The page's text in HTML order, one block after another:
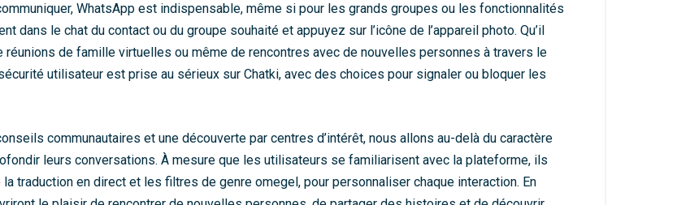
WhatsApp est indispensable, même si pour les grands groupes ou les fonctionnalités
dans le chat du contact ou du groupe souhaité et appuyez sur l’icône de l’appareil photo. Qu’il
réunions de famille virtuelles ou même de rencontres avec de nouvelles personnes à travers le
utilisateur est prise au sérieux sur Chatki, avec des choices pour signaler ou bloquer les
communautaires et une découverte par centres d’intérêt, nous allons au-delà du caractère
leurs conversations. À mesure que les utilisateurs se familiarisent avec la plateforme, ils
traduction en direct et les filtres de genre omegel , pour personnaliser chaque interaction. En